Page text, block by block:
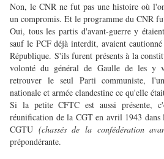
Non, le CNR ne fut pas une histoire où
un compromis. Et le programme du CNR
Oui, tous les partis d'avant-guerre y
sauf le PCF déjà interdit, avaient
République. S'ils furent présents à la
volonté du général de Gaulle de les y
retrouver le seul Parti communiste,
nationale et armée clandestine ce qu'elle
Si la petite CFTC est aussi présente,
réunification de la CGT en avril 1943 dans
CGTU (chassés de la confédération
prépondérante.